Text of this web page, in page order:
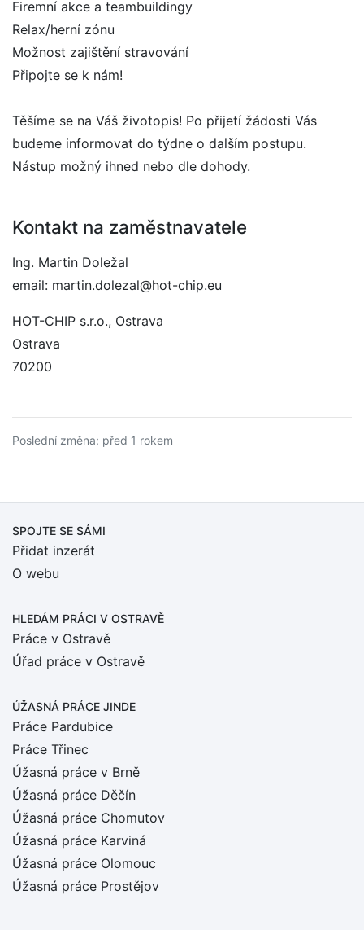
Firemní akce a teambuildingy
Relax/herní zónu
Možnost zajištění stravování
Připojte se k nám!
Těšíme se na Váš životopis! Po přijetí žádosti Vás
budeme informovat do týdne o dalším postupu.
Nástup možný ihned nebo dle dohody.
Kontakt na zaměstnavatele
Ing. Martin Doležal
email: martin.dolezal@hot-chip.eu
HOT-CHIP s.r.o., Ostrava
Ostrava
70200
Poslední změna: před 1 rokem
SPOJTE SE SÁMI
Přidat inzerát
O webu
HLEDÁM PRÁCI V OSTRAVĚ
Práce v Ostravě
Úřad práce v Ostravě
ÚŽASNÁ PRÁCE JINDE
Práce Pardubice
Práce Třinec
Úžasná práce v Brně
Úžasná práce Děčín
Úžasná práce Chomutov
Úžasná práce Karviná
Úžasná práce Olomouc
Úžasná práce Prostějov